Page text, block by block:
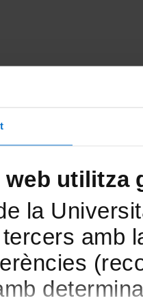
utilitza
la
amb